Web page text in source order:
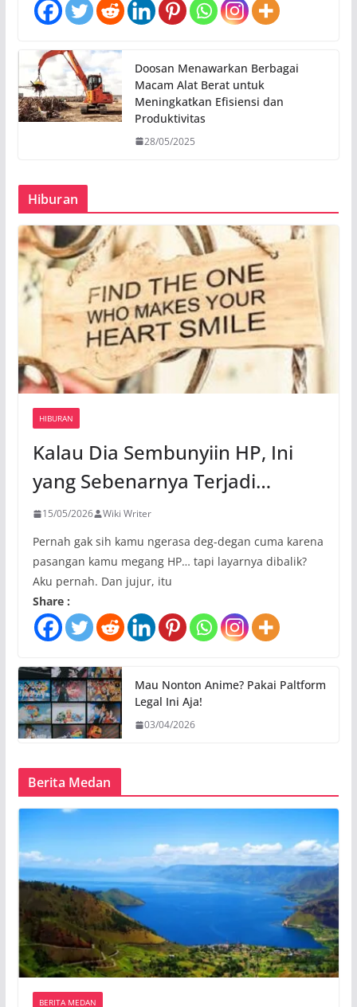
Doosan Menawarkan Berbagai
Macam Alat Berat untuk
Meningkatkan Efisiensi dan
Produktivitas
28/05/2025
Hiburan
HIBURAN
Kalau Dia Sembunyiin HP, Ini
yang Sebenarnya Terjadi…
15/05/2026 Wiki Writer
Pernah gak sih kamu ngerasa deg-degan cuma karena
pasangan kamu megang HP… tapi layarnya dibalik?
Aku pernah. Dan jujur, itu
Share :
Mau Nonton Anime? Pakai Paltform
Legal Ini Aja!
03/04/2026
Berita Medan
BERITA MEDAN